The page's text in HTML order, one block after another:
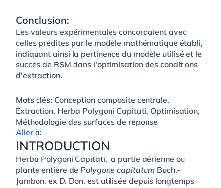
Conclusion:
Les valeurs expérimentales concordaient avec
celles prédites par le modèle mathématique établi,
indiquant ainsi la pertinence du modèle utilisé et le
succès de RSM dans l'optimisation des conditions
d'extraction.
Mots clés: Conception composite centrale,
Extraction, Herba Polygoni Capitati, Optimisation,
Méthodologie des surfaces de réponse
Aller à:
INTRODUCTION
Herba Polygoni Capitati, la partie aérienne ou
plante entière de Polygone capitatum Buch.-
Jambon. ex D. Don, est utilisée depuis longtemps